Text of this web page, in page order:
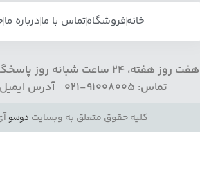
خانهفروشگاهتماس با مادرباره ما
هفت روز هفته، 24 ساعت
تماس: 91008005-021 آدرس ایمیل:info@doosoo.ir
کلیه حقوق متعلق به وبسایت دوسو